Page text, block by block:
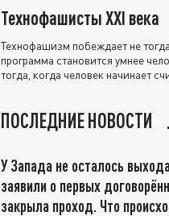
Технофашисты XXI века
Технофашизм побеждает не
программа становится умнее
тогда, когда человек начинает
ПОСЛЕДНИЕ НОВОСТИ
У Запада не осталось
заявили о первых
закрыла проход. Что